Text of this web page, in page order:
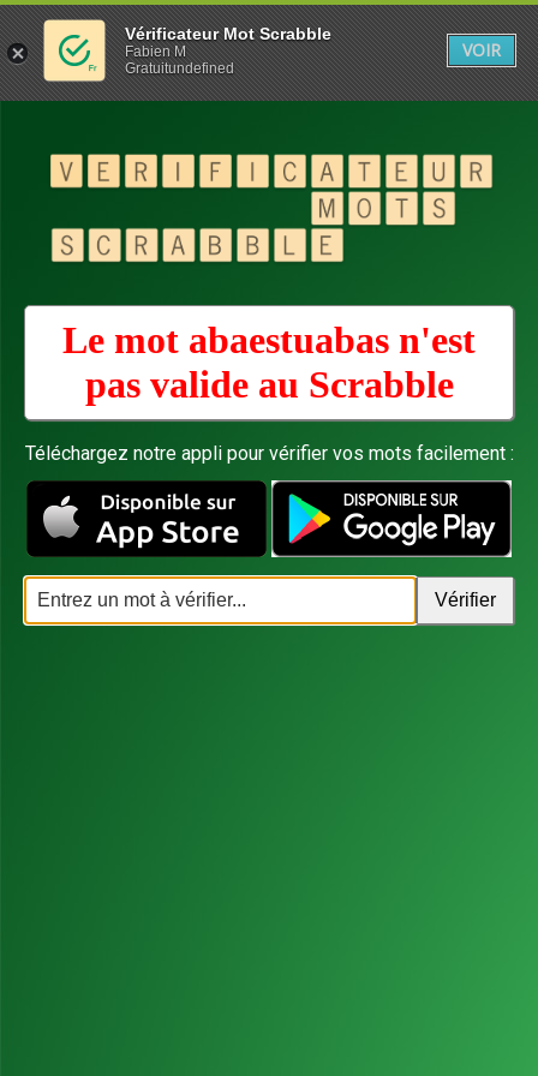
Le mot abaestuabas n'est
pas valide au Scrabble
Téléchargez notre appli pour vérifier vos mots facilement :
Vérificateur Mot Scrabble
Fabien M
Gratuitundefined
VOIR